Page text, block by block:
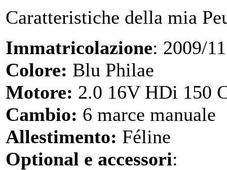
Caratteristiche della mia
Immatricolazione: 2009/11
Colore: Blu Philae
Motore: 2.0 16V HDi 150
Cambio: 6 marce manuale
Allestimento: Féline
Optional e accessori: